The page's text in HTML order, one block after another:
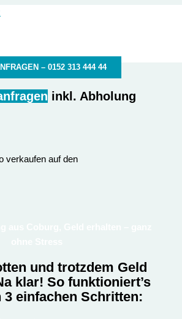
in deiner Nähe
Coburg
– 0152 313 444 44
inkl. Abholung
und trotzdem Geld
klar! So funktioniert’s
3 einfachen Schritten: